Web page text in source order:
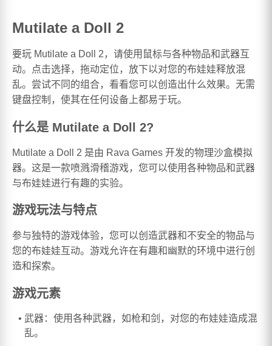
Mutilate a Doll 2
要玩 Mutilate a Doll 2，请使用鼠标与各种物品和武器互
动。点击选择，拖动定位，放下以对您的布娃娃释放混
乱。尝试不同的组合，看看您可以创造出什么效果。无需
键盘控制，使其在任何设备上都易于玩。
什么是 Mutilate a Doll 2?
Mutilate a Doll 2 是由 Rava Games 开发的物理沙盒模拟
器。这是一款喷溅滑稽游戏，您可以使用各种物品和武器
与布娃娃进行有趣的实验。
游戏玩法与特点
参与独特的游戏体验，您可以创造武器和不安全的物品与
您的布娃娃互动。游戏允许在有趣和幽默的环境中进行创
造和探索。
游戏元素
武器：使用各种武器，如枪和剑，对您的布娃娃造成混
乱。